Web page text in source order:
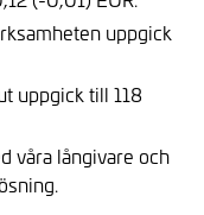
uppgick
uppgick till 118
våra långivare och